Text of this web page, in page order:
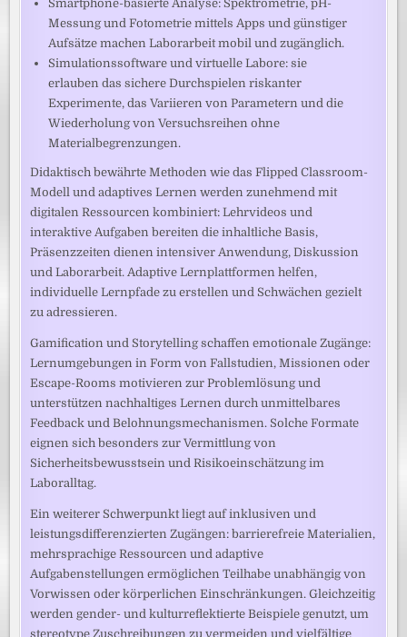
Smartphone-basierte Analyse: Spektrometrie, pH-
Messung und Fotometrie mittels Apps und günstiger
Aufsätze machen Laborarbeit mobil und zugänglich.
Simulationssoftware und virtuelle Labore: sie
erlauben das sichere Durchspielen riskanter
Experimente, das Variieren von Parametern und die
Wiederholung von Versuchsreihen ohne
Materialbegrenzungen.
Didaktisch bewährte Methoden wie das Flipped Classroom-
Modell und adaptives Lernen werden zunehmend mit
digitalen Ressourcen kombiniert: Lehrvideos und
interaktive Aufgaben bereiten die inhaltliche Basis,
Präsenzzeiten dienen intensiver Anwendung, Diskussion
und Laborarbeit. Adaptive Lernplattformen helfen,
individuelle Lernpfade zu erstellen und Schwächen gezielt
zu adressieren.
Gamification und Storytelling schaffen emotionale Zugänge:
Lernumgebungen in Form von Fallstudien, Missionen oder
Escape-Rooms motivieren zur Problemlösung und
unterstützen nachhaltiges Lernen durch unmittelbares
Feedback und Belohnungsmechanismen. Solche Formate
eignen sich besonders zur Vermittlung von
Sicherheitsbewusstsein und Risikoeinschätzung im
Laboralltag.
Ein weiterer Schwerpunkt liegt auf inklusiven und
leistungsdifferenzierten Zugängen: barrierefreie Materialien,
mehrsprachige Ressourcen und adaptive
Aufgabenstellungen ermöglichen Teilhabe unabhängig von
Vorwissen oder körperlichen Einschränkungen. Gleichzeitig
werden gender- und kulturreflektierte Beispiele genutzt, um
stereotype Zuschreibungen zu vermeiden und vielfältige